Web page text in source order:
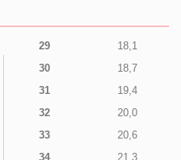
29
18,1
30
18,7
31
19,4
32
20,0
33
20,6
34
21,3